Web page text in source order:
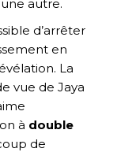
autre.
d’arrêter
en
La
vue de Jaya
à double
de